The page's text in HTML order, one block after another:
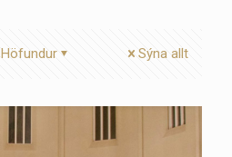
Höfundur Sýna allt